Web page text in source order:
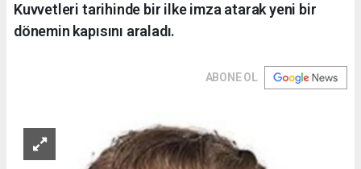
Kuvvetleri tarihinde bir ilke imza atarak yeni bir
dönemin kapısını araladı.
ABONE OL